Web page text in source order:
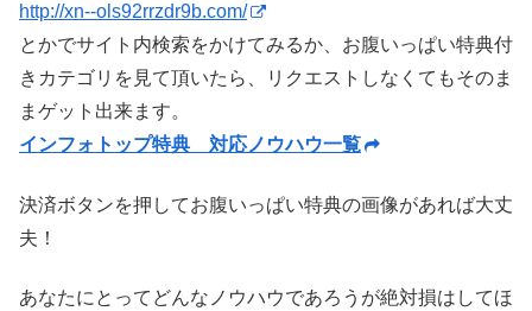
http://xn--ols92rrzdr9b.com/
とかでサイト内検索をかけてみるか、お腹いっぱい特典付
きカテゴリを見て頂いたら、リクエストしなくてもそのま
まゲット出来ます。
インフォトップ特典 対応ノウハウ一覧
決済ボタンを押してお腹いっぱい特典の画像があれば大丈
夫！
あなたにとってどんなノウハウであろうが絶対損はしてほ